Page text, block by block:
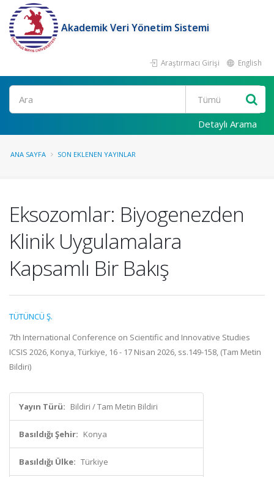
Akademik Veri Yönetim Sistemi
Araştırmacı Girişi English
Ara
Detaylı Arama
ANA SAYFA SON EKLENEN YAYINLAR
Eksozomlar: Biyogenezden
Klinik Uygulamalara
Kapsamlı Bir Bakış
TÜTÜNCÜ Ş.
7th International Conference on Scientific and Innovative Studies
ICSIS 2026, Konya, Türkiye, 16 - 17 Nisan 2026, ss.149-158, (Tam Metin
Bildiri)
Yayın Türü: Bildiri / Tam Metin Bildiri
Basıldığı Şehir: Konya
Basıldığı Ülke: Türkiye